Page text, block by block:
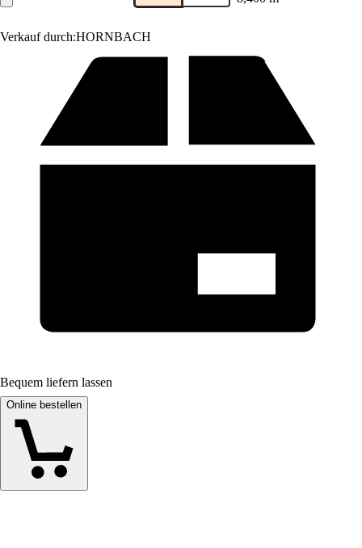
Verkauf durch:HORNBACH
Bequem liefern lassen
Online bestellen